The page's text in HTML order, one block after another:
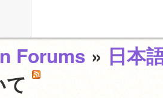
Forums » 日本
て